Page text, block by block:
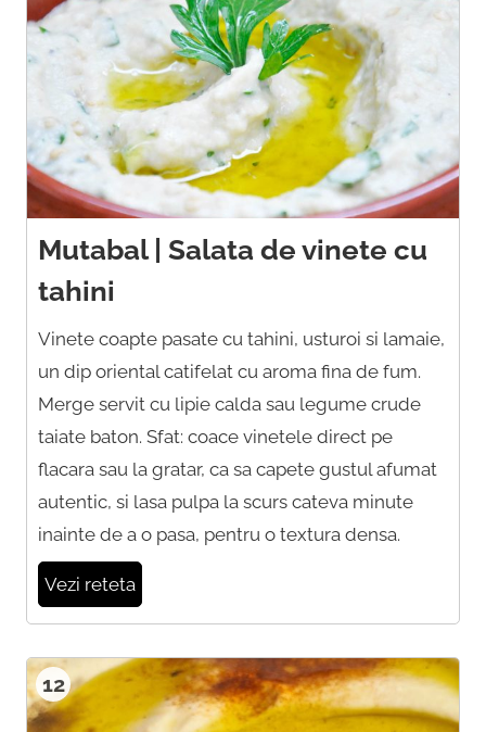
Mutabal | Salata de vinete cu
tahini
Vinete coapte pasate cu tahini, usturoi si lamaie,
un dip oriental catifelat cu aroma fina de fum.
Merge servit cu lipie calda sau legume crude
taiate baton. Sfat: coace vinetele direct pe
flacara sau la gratar, ca sa capete gustul afumat
autentic, si lasa pulpa la scurs cateva minute
inainte de a o pasa, pentru o textura densa.
Vezi reteta
12